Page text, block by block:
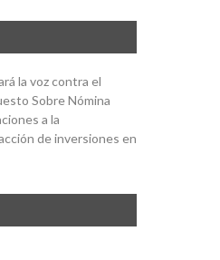
la voz contra el
Sobre Nómina
a la
de inversiones en